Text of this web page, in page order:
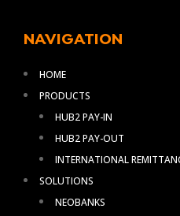
NAVIGATION
HOME
PRODUCTS
HUB2 PAY-IN
HUB2 PAY-OUT
INTERNATIONAL
SOLUTIONS
NEOBANKS